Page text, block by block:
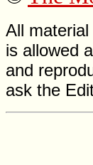
All
is allowed
and
ask the